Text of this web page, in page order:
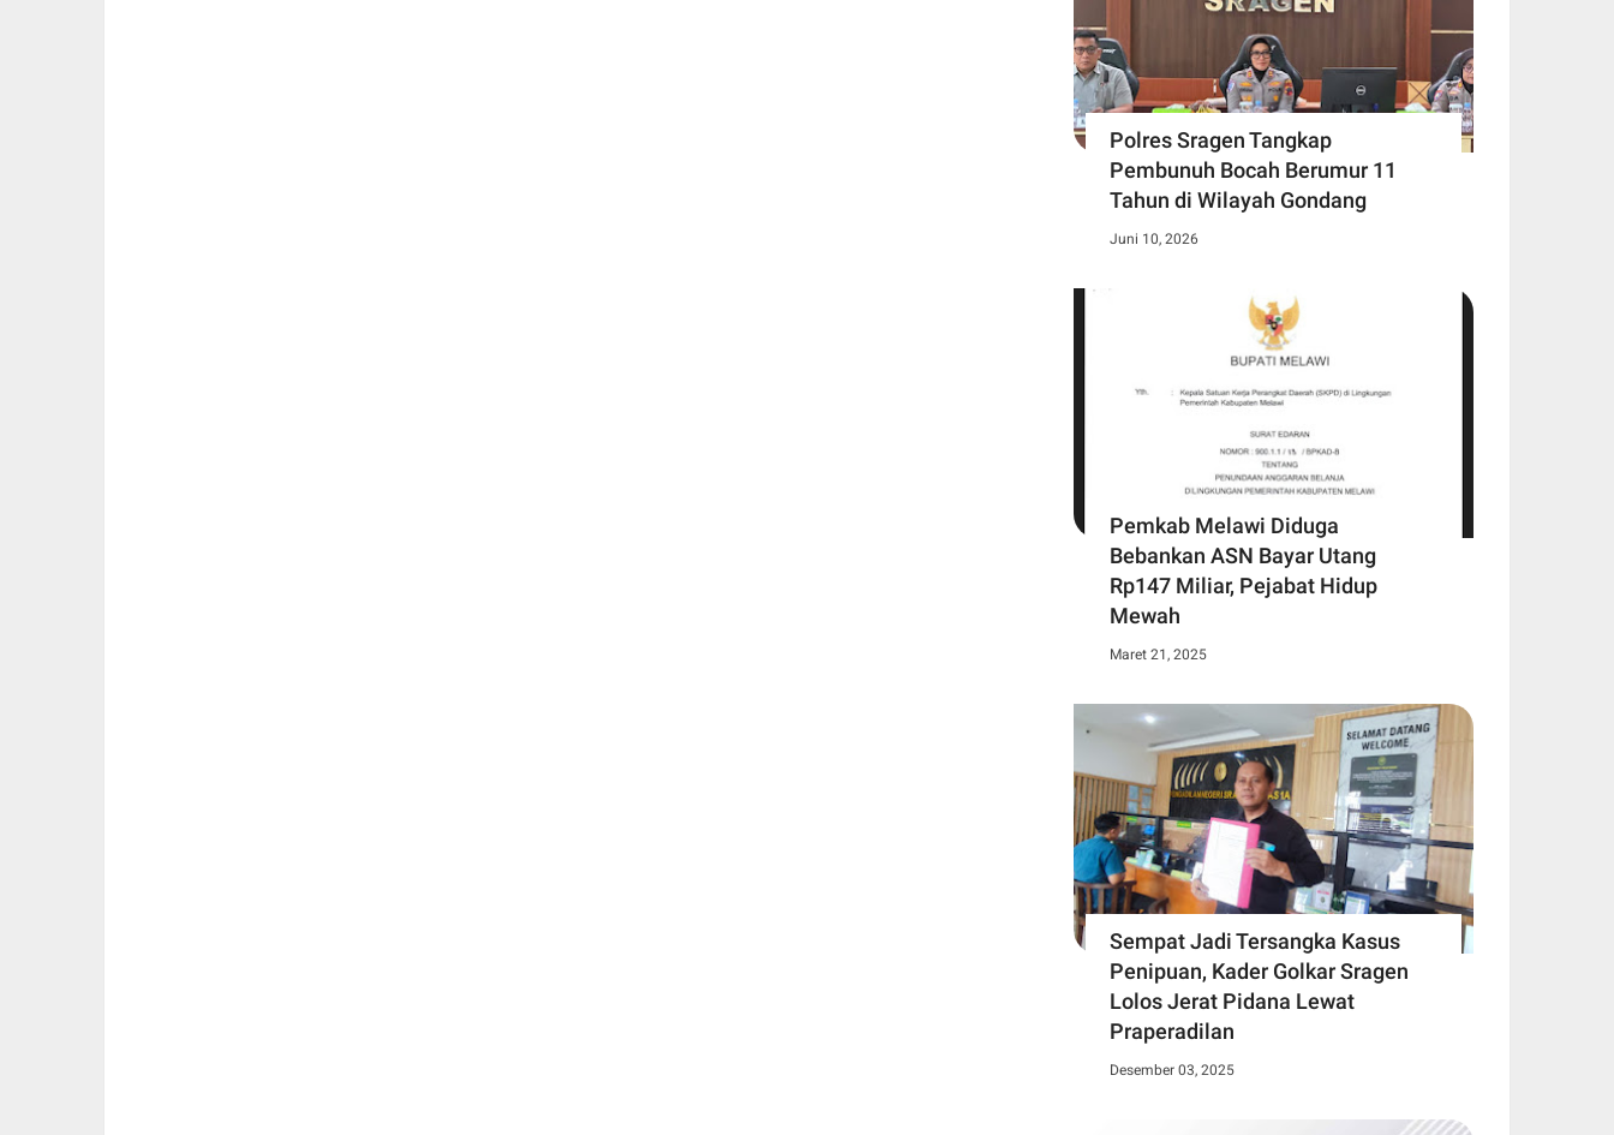
Polres Sragen Tangkap
Pembunuh Bocah Berumur 11
Tahun di Wilayah Gondang
Juni 10, 2026
Pemkab Melawi Diduga
Bebankan ASN Bayar Utang
Rp147 Miliar, Pejabat Hidup
Mewah
Maret 21, 2025
Sempat Jadi Tersangka Kasus
Penipuan, Kader Golkar Sragen
Lolos Jerat Pidana Lewat
Praperadilan
Desember 03, 2025